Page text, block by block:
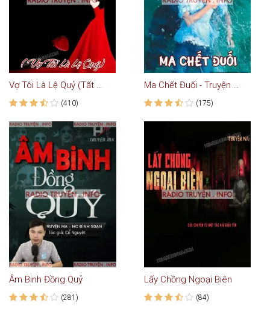
Vợ Tôi Là Lệ Quỷ (Tất Cả Bạn Gái Của Tôi Đều Là Lệ Quỷ)
(410)
Ma Chết Đuối - Truyện Ma
(175)
Âm Binh Đồng Quỷ
(281)
Lấy Chồng Ngoại Biên
(84)